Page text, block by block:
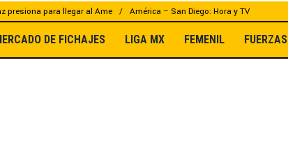
presiona para llegar al Ame América – San Diego: Hora y TV
DE FICHAJES LIGA MX FEMENIL